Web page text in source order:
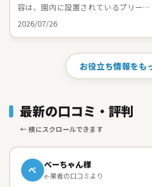
容は、園内に設置されているプリー…
2026/07/26
お役立ち情報をも
最新の口コミ・評判
べ べーちゃん様
e-業者の口コミより